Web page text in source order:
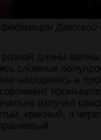
длины волны
сложные
находились в
излучал
красный, а